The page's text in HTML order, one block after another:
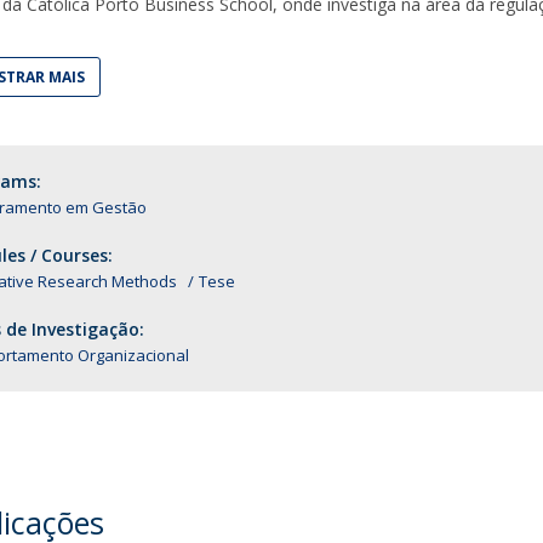
MAIS
em Gestão
/ Courses:
Research Methods Tese
de Investigação:
Organizacional